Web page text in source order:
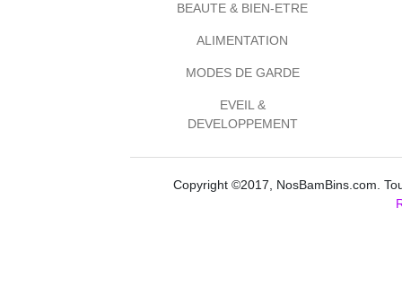
BEAUTE & BIEN-ETRE
ALIMENTATION
MODES DE GARDE
EVEIL &
DEVELOPPEMENT
Copyright ©2017, NosBamBins.com.